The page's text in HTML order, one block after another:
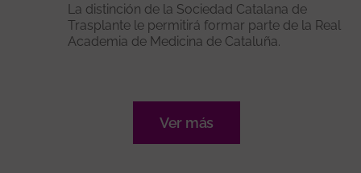
La distinción de la Sociedad Catalana de
Trasplante le permitirá formar parte de la Real
Academia de Medicina de Cataluña.
Ver más